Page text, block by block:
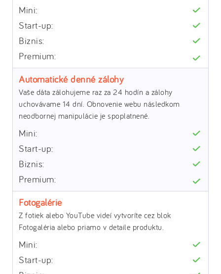
Automatické denné zálohy
Vaše dáta zálohujeme raz za 24 hodín a zálohy
uchovávame 14 dní. Obnovenie webu následkom
neodbornej manipulácie je spoplatnené.
Fotogalérie
Z fotiek alebo YouTube videí vytvoríte cez blok
Fotogaléria alebo priamo v detaile produktu.